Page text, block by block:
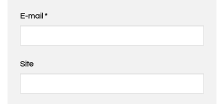
E-mail*
Site